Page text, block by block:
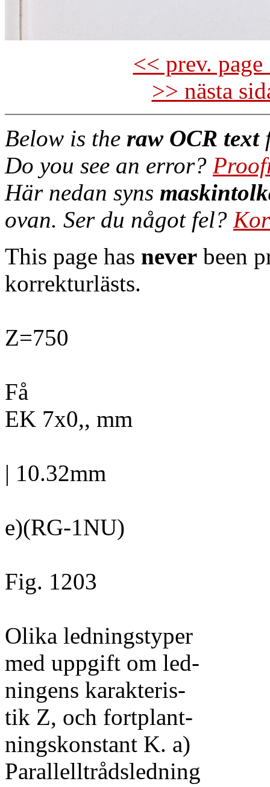
<< prev.
>> nästa
Below is the raw OCR text
Do you see an error?
Här nedan syns
ovan. Ser du något fel?
This page has never been
korrekturlästs.
Z=750
Få
EK 7x0,, mm
| 10.32mm
e)(RG-1NU)
Fig. 1203
Olika ledningstyper
med uppgift om led-
ningens karakteris-
tik Z, och fortplant-
ningskonstant K. a)
Parallelltrådsledning